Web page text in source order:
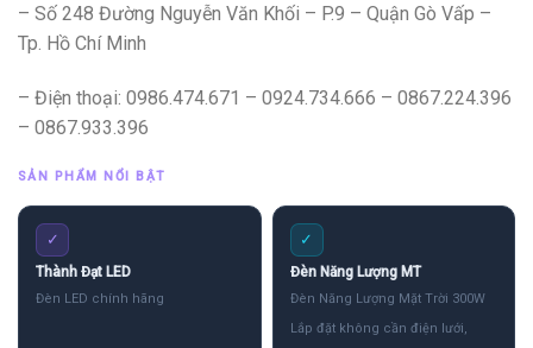
– Số 248 Đường Nguyễn Văn Khối – P.9 – Quận Gò Vấp –
Tp. Hồ Chí Minh
– Điện thoại: 0986.474.671 – 0924.734.666 – 0867.224.396
– 0867.933.396
SẢN PHẨM NỔI BẬT
✓
Thành Đạt LED
Đèn LED chính hãng
✓
Đèn Năng Lượng MT
Đèn Năng Lượng Mặt Trời 300W
Lắp đặt không cần điện lưới,